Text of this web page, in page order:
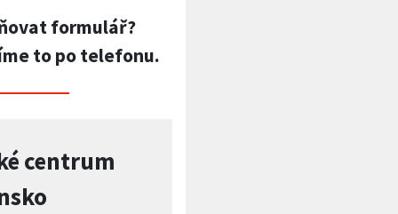
formulář?
to po telefonu.
centrum